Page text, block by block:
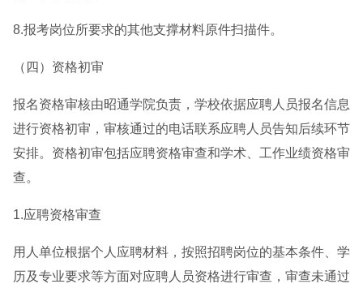
8.报考岗位所要求的其他支撑材料原件扫描件。
（四）资格初审
报名资格审核由昭通学院负责，学校依据应聘人员报名信息
进行资格初审，审核通过的电话联系应聘人员告知后续环节
安排。资格初审包括应聘资格审查和学术、工作业绩资格审
查。
1.应聘资格审查
用人单位根据个人应聘材料，按照招聘岗位的基本条件、学
历及专业要求等方面对应聘人员资格进行审查，审查未通过